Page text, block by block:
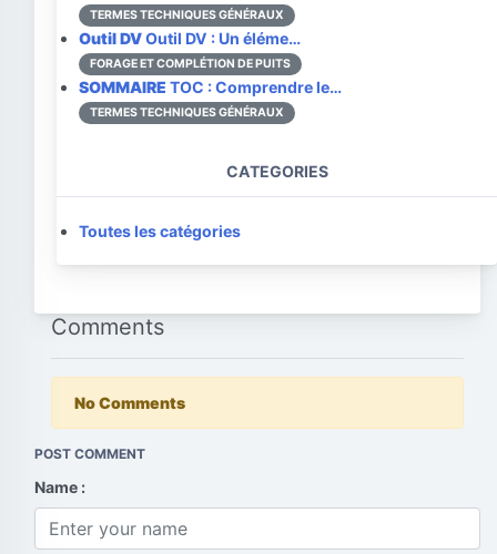
TERMES TECHNIQUES GÉNÉRAUX
Outil DVOutil DV : Un éléme…
FORAGE ET COMPLÉTION DE PUITS
SOMMAIRE TOC : Comprendre le…
TERMES TECHNIQUES GÉNÉRAUX
CATEGORIES
Toutes les catégories
Comments
No Comments
POST COMMENT
Name :